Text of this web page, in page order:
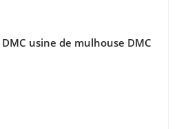
usine de mulhouse DMC